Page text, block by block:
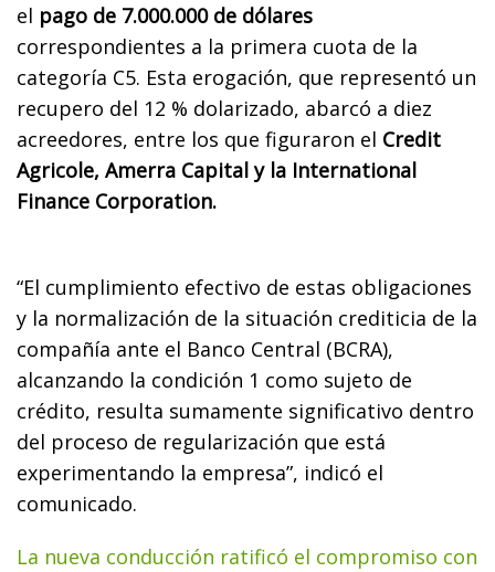
el pago de 7.000.000 de dólares
correspondientes a la primera cuota de la
categoría C5. Esta erogación, que representó un
recupero del 12 % dolarizado, abarcó a diez
acreedores, entre los que figuraron el Credit
Agricole, Amerra Capital y la International
Finance Corporation.
“El cumplimiento efectivo de estas obligaciones
y la normalización de la situación crediticia de la
compañía ante el Banco Central (BCRA),
alcanzando la condición 1 como sujeto de
crédito, resulta sumamente significativo dentro
del proceso de regularización que está
experimentando la empresa”, indicó el
comunicado.
La nueva conducción ratificó el compromiso con